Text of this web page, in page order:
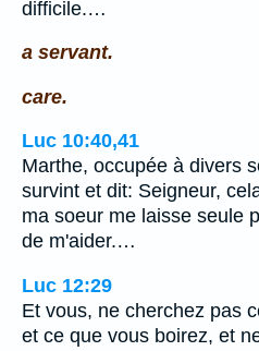
difficile.…
a servant.
care.
Luc 10:40,41
Marthe, occupée à divers
survint et dit: Seigneur,
ma soeur me laisse seule
de m'aider.…
Luc 12:29
Et vous, ne cherchez pas
et ce que vous boirez, et